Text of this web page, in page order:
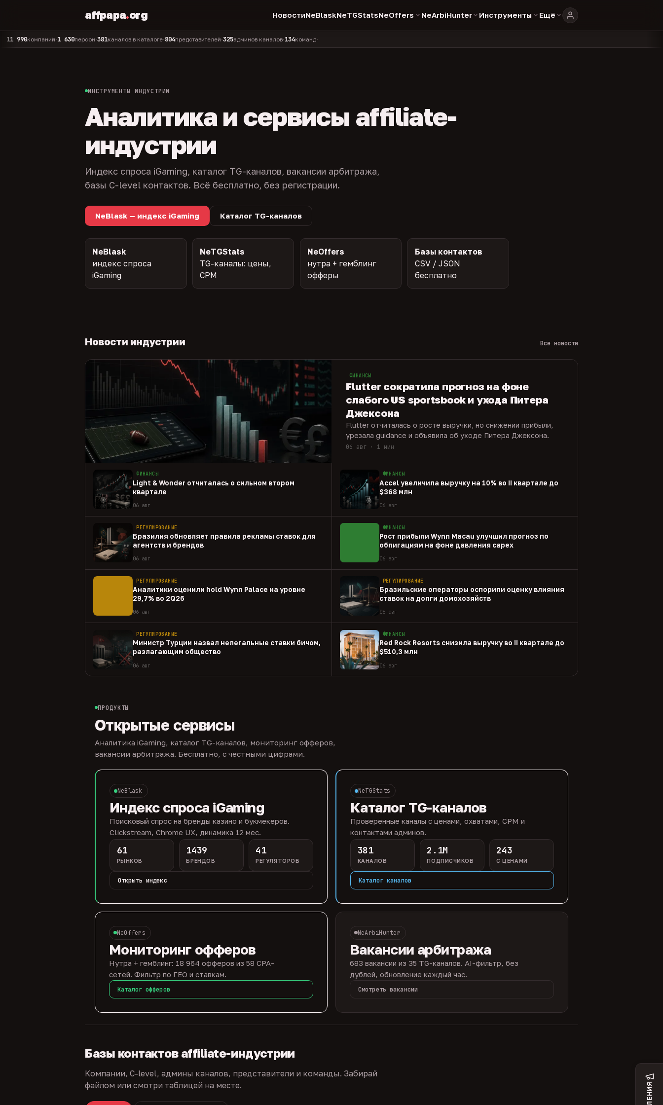
affpapa.org НовостиNeBlaskNeTGStatsNeOffers NeArbiHunter Инструменты Ещё
компаний•1 630персон•381каналов в каталоге•804представителей•325админов каналов•134команд• 11 990
ИНСТРУМЕНТЫ ИНДУСТРИИ
Аналитика и сервисы affiliate-
индустрии
Индекс спроса iGaming, каталог TG-каналов, вакансии арбитража,
базы C-level контактов. Всё бесплатно, без регистрации.
NeBlask — индекс iGaming Каталог TG-каналов
NeBlask
индекс спроса
iGaming
NeTGStats
TG-каналы: цены,
CPM
NeOffers
нутра + гемблинг
офферы
Базы контактов
CSV / JSON
бесплатно
Новости индустрии Все новости
ФИНАНСЫ
Flutter сократила прогноз на фоне
слабого US sportsbook и ухода Питера
Джексона
Flutter отчиталась о росте выручки, но снижении прибыли,
урезала guidance и объявила об уходе Питера Джексона.
06 авг · 1 мин
ФИНАНСЫ
Light & Wonder отчиталась о сильном втором
квартале
06 авг
ФИНАНСЫ
Accel увеличила выручку на 10% во II квартале до
$368 млн
06 авг
РЕГУЛИРОВАНИЕ
Бразилия обновляет правила рекламы ставок для
агентств и брендов
06 авг
ФИНАНСЫ
Рост прибыли Wynn Macau улучшил прогноз по
облигациям на фоне давления capex
06 авг
РЕГУЛИРОВАНИЕ
Аналитики оценили hold Wynn Palace на уровне
29,7% во 2Q26
06 авг
РЕГУЛИРОВАНИЕ
Бразильские операторы оспорили оценку влияния
ставок на долги домохозяйств
06 авг
РЕГУЛИРОВАНИЕ
Министр Турции назвал нелегальные ставки бичом,
разлагающим общество
06 авг
ФИНАНСЫ
Red Rock Resorts снизила выручку во II квартале до
$510,3 млн
06 авг
ПРОДУКТЫ
Открытые сервисы
Аналитика iGaming, каталог TG-каналов, мониторинг офферов,
вакансии арбитража. Бесплатно, с честными цифрами.
NeBlask
Индекс спроса iGaming
Поисковый спрос на бренды казино и букмекеров.
Clickstream, Chrome UX, динамика 12 мес.
61
РЫНКОВ
1439
БРЕНДОВ
41
РЕГУЛЯТОРОВ
Открыть индекс
NeTGStats
Каталог TG-каналов
Проверенные каналы с ценами, охватами, CPM и
контактами админов.
381
КАНАЛОВ
2.1M
ПОДПИСЧИКОВ
243
С ЦЕНАМИ
Каталог каналов
NeOffers
Мониторинг офферов
Нутра + гемблинг: 18 964 офферов из 58 CPA-
сетей. Фильтр по ГЕО и ставкам.
Каталог офферов
NeArbiHunter
Вакансии арбитража
683 вакансии из 35 TG-каналов. AI-фильтр, без
дублей, обновление каждый час.
Смотреть вакансии
Базы контактов affiliate-индустрии
Компании, C-level, админы каналов, представители и команды. Забирай
файлом или смотри таблицей на месте.